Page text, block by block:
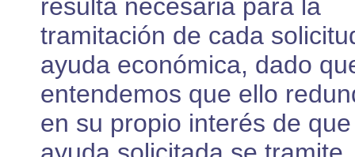
resulta necesaria para la
tramitación de cada
ayuda económica, dado
entendemos que ello
en su propio interés de